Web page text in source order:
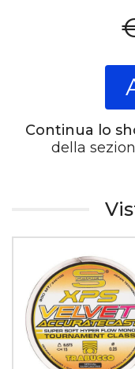
Continua lo
della